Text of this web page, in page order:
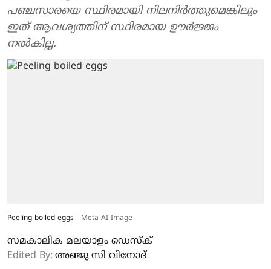
പഞ്ചസാരയെ സ്ഥിരമായി നിലനിർത്തുമെങ്കിലും
ഇത് ആവശ്യത്തിന് സ്ഥിരമായ ഊർജ്ജം
നൽകില്ല.
Peeling boiled eggs Meta AI Image
സമകാലിക മലയാളം ഡെസ്ക്
Edited By: അഞ്ജു സി വിനോദ്‌